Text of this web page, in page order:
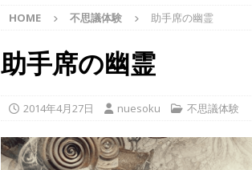
[ 2021年6月13日 ]
チチケゥ
都市伝説
[ 2021年6月13日 ] ニュータウン祟り神
[ 2023年4月4日 ] 【投稿】厄祓い
HOME 不思議体験 助手席の幽霊
助手席の幽霊
2014年4月27日 nuesoku 不思議体験